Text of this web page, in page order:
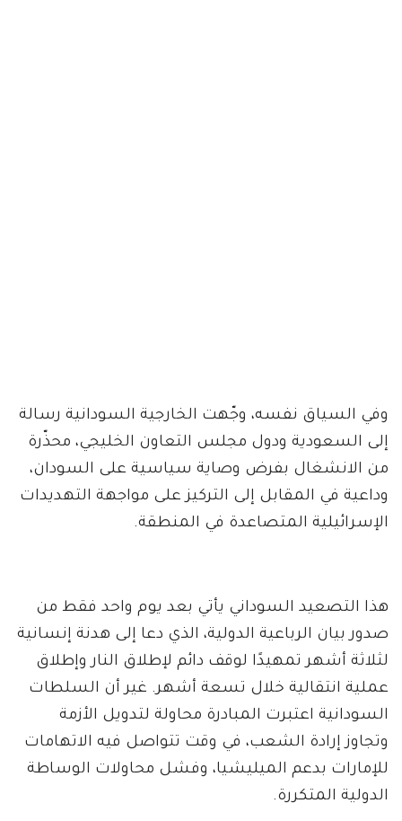
وفي السياق نفسه، وجّهت الخارجية السودانية رسالة
إلى السعودية ودول مجلس التعاون الخليجي، محذّرة
من الانشغال بفرض وصاية سياسية على السودان،
وداعية في المقابل إلى التركيز على مواجهة التهديدات
الإسرائيلية المتصاعدة في المنطقة.
هذا التصعيد السوداني يأتي بعد يوم واحد فقط من
صدور بيان الرباعية الدولية، الذي دعا إلى هدنة إنسانية
لثلاثة أشهر تمهيدًا لوقف دائم لإطلاق النار وإطلاق
عملية انتقالية خلال تسعة أشهر. غير أن السلطات
السودانية اعتبرت المبادرة محاولة لتدويل الأزمة
وتجاوز إرادة الشعب، في وقت تتواصل فيه الاتهامات
للإمارات بدعم الميليشيا، وفشل محاولات الوساطة
الدولية المتكررة.